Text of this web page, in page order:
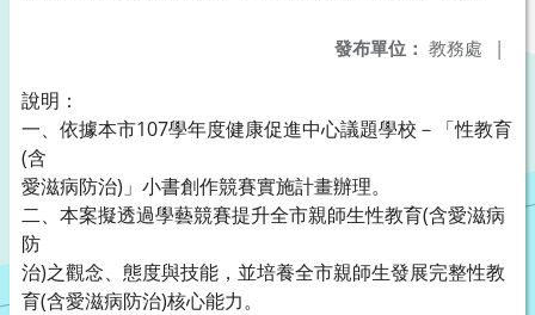
發布單位： 教務處 |
說明：
一、依據本市107學年度健康促進中心議題學校－「性教育
(含
愛滋病防治)」小書創作競賽實施計畫辦理。
二、本案擬透過學藝競賽提升全市親師生性教育(含愛滋病
防
治)之觀念、態度與技能，並培養全市親師生發展完整性教
育(含愛滋病防治)核心能力。